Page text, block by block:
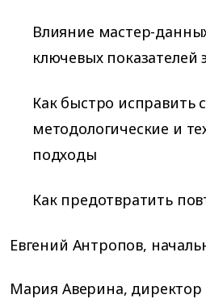
Влияние мастер-
ключевых показателей
Как быстро исправить
методологические и
подходы
Как предотвратить
Евгений Антропов,
Мария Аверина, директор